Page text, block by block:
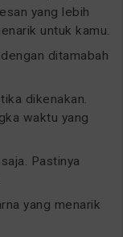
yang lebih
untuk kamu.
ditamabah
dikenakan.
waktu yang
Pastinya
yang menarik